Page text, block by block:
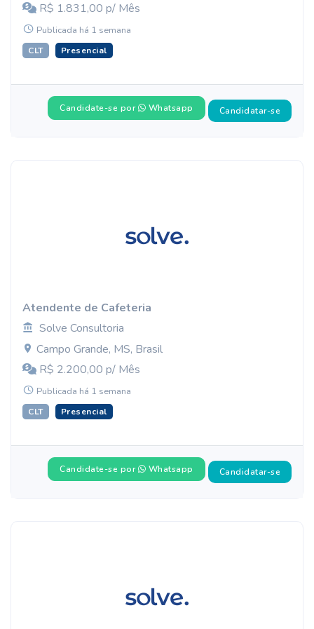
R$ 1.831,00 p/ Mês
Publicada há 1 semana
CLT Presencial
Candidate-se por Whatsapp Candidatar-se
Atendente de Cafeteria
Solve Consultoria
Campo Grande, MS, Brasil
R$ 2.200,00 p/ Mês
Publicada há 1 semana
CLT Presencial
Candidate-se por Whatsapp Candidatar-se